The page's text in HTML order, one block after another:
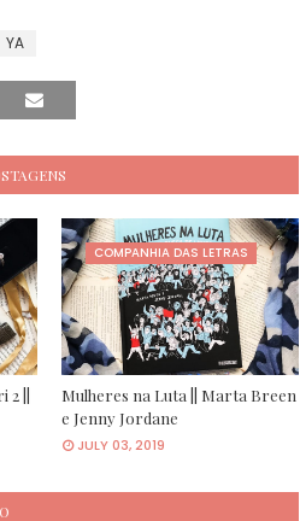
YA
||
COMPANHIA DAS LETRAS
Mulheres na Luta || Marta Breen
e Jenny Jordane
JULY 03, 2019